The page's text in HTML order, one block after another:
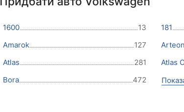
1600 13 181
Amarok 127 Arteon
Atlas 281 Atlas
Bora 472